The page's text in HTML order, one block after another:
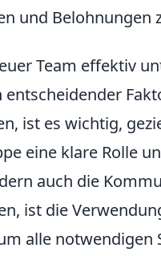
und Belohnungen
Team effektiv
entscheidender
ist es wichtig,
eine klare Rolle
auch die
ist die
alle notwendigen